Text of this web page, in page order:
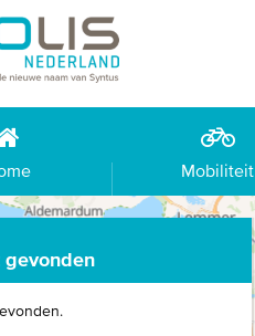
Mobiliteit